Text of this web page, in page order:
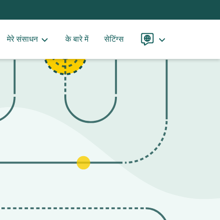
मेरे संसाधन के बारे में सेटिंग्स
भाषा